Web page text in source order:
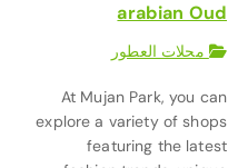
arabian Oud
محلات العطور
At Mujan Park, you can
explore a variety of shops
featuring the latest